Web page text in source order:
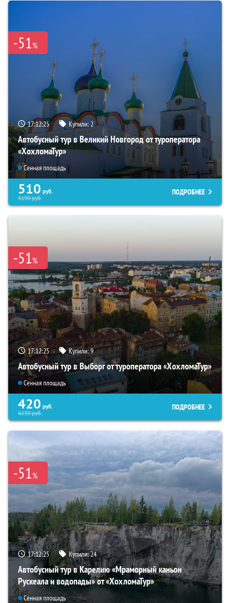
-51%
17:12:23 Купили:2
Автобусный тур в Великий Новгород от туроператора
«ХохломаТур»
Сенная площадь
510 руб.
5190руб.
ПОДРОБНЕЕ
-51%
17:12:23 Купили:9
Автобусный тур в Выборг от туроператора «ХохломаТур»
Сенная площадь
420 руб.
4230руб.
ПОДРОБНЕЕ
-51%
17:12:23 Купили:24
Автобусный тур в Карелию «Мраморный каньон
Рускеала и водопады» от «ХохломаТур»
Сенная площадь